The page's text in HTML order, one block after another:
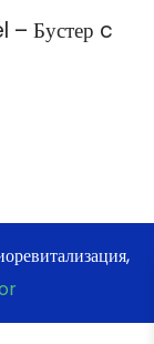
Бустер c